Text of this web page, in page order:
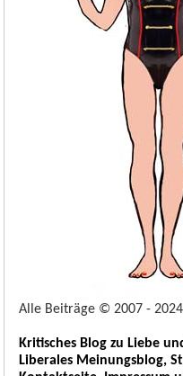
Alle Beiträge © 2007 -
Kritisches Blog zu Liebe
Liberales Meinungsblog,